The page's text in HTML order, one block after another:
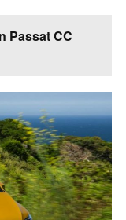
Passat CC